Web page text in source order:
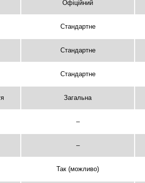
Офіційний
Стандартне
Стандартне
Стандартне
Загальна
–
–
Так (можливо)